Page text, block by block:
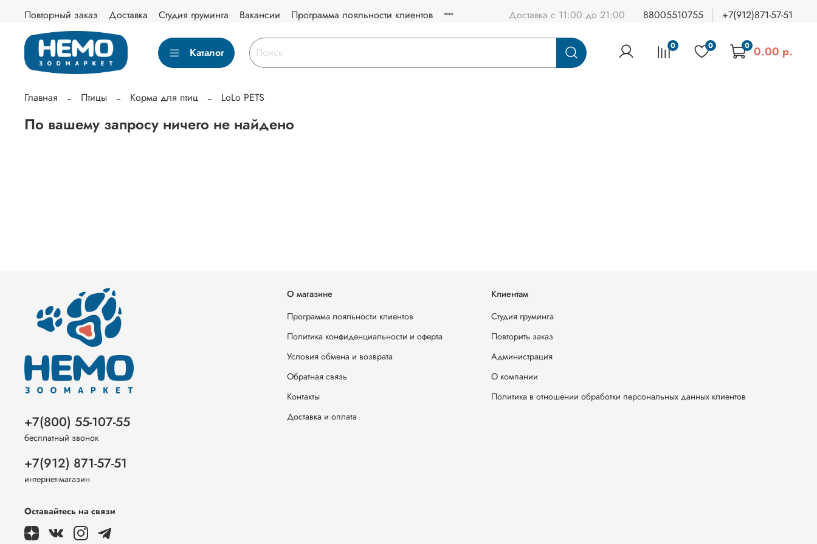
Повторный заказ Доставка Студия груминга Вакансии Программа лояльности клиентов Доставка с 11:00 до 21:00 88005510755 +7(912)871-57-51
Каталог 0 0 0 0.00 р.
Главная Птицы Корма для птиц LoLo PETS
По вашему запросу ничего не найдено
О магазине
Программа лояльности клиентов
Политика конфиденциальности и оферта
Условия обмена и возврата
Обратная связь
Контакты
Доставка и оплата
Клиентам
Студия груминга
Повторить заказ
Администрация
О компании
Политика в отношении обработки персональных данных клиентов
+7(800) 55-107-55
бесплатный звонок
+7(912) 871-57-51
интернет-магазин
Оставайтесь на связи